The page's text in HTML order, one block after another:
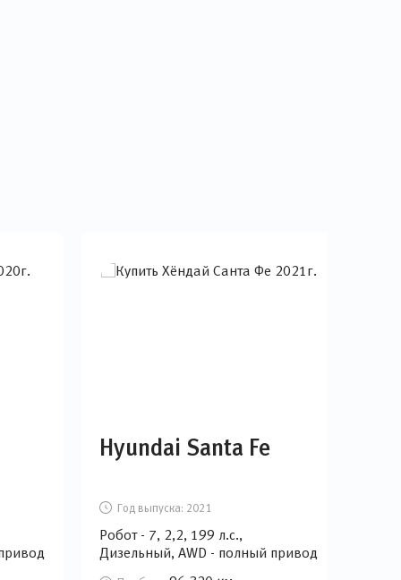
Hyundai Santa Fe
Год выпуска: 2021
Робот - 7, 2,2, 199 л.с.,
Дизельный, AWD - полный привод